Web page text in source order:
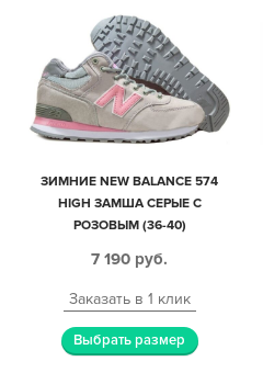
ЗИМНИЕ NEW BALANCE 574
HIGH ЗАМША СЕРЫЕ С
РОЗОВЫМ (36-40)
7 190 руб.
Заказать в 1 клик
Выбрать размер